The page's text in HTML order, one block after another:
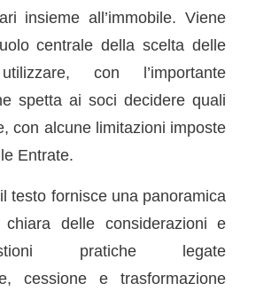
insieme all’immobile. Viene
centrale della scelta delle
con l’importante
spetta ai soci decidere quali
con alcune limitazioni imposte
Entrate.
testo fornisce una panoramica
delle considerazioni e
pratiche legate
cessione e trasformazione